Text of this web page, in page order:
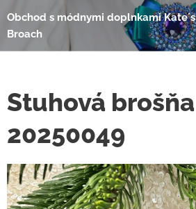
Obchod s módnymi doplnkami Kate´s
Broach
Stuhová brošňa
20250049